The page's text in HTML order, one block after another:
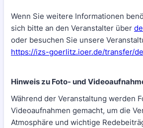
Wenn Sie weitere Informationen
sich bitte an den Veranstalter über
oder besuchen Sie unsere
https://izs-goerlitz.ioer.de/transfer/
Hinweis zu Foto- und
Während der Veranstaltung werden
Videoaufnahmen gemacht, um die
Atmosphäre und wichtige